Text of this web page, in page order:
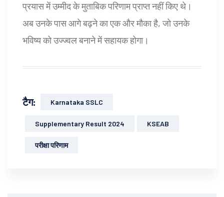
प्रयास में उम्मीद के मुताबिक परिणाम प्राप्त नहीं किए थे।
अब उनके पास आगे बढ़ने का एक और मौका है, जो उनके
भविष्य को उज्ज्वल बनाने में सहायक होगा।
टैग: Karnataka SSLC
Supplementary Result 2024 KSEAB
परीक्षा परिणाम